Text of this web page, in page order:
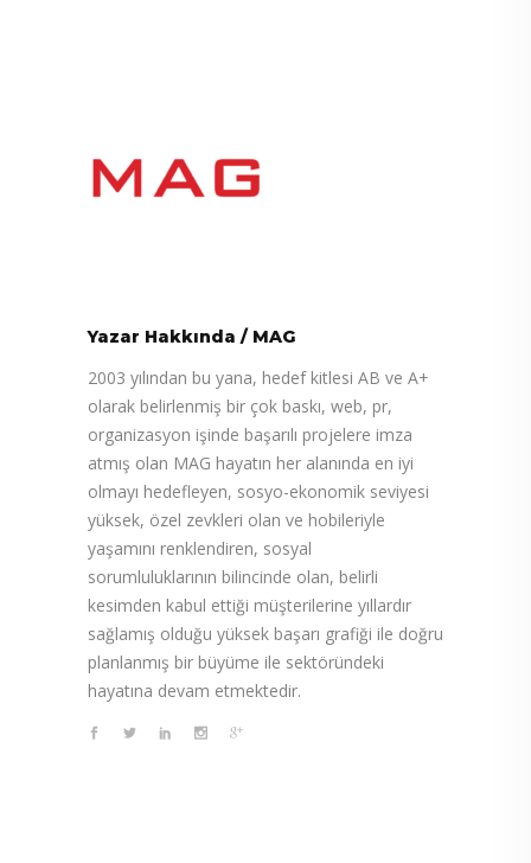
Yazar Hakkında / MAG
2003 yılından bu yana, hedef kitlesi AB ve A+
olarak belirlenmiş bir çok baskı, web, pr,
organizasyon işinde başarılı projelere imza
atmış olan MAG hayatın her alanında en iyi
olmayı hedefleyen, sosyo-ekonomik seviyesi
yüksek, özel zevkleri olan ve hobileriyle
yaşamını renklendiren, sosyal
sorumluluklarının bilincinde olan, belirli
kesimden kabul ettiği müşterilerine yıllardır
sağlamış olduğu yüksek başarı grafiği ile doğru
planlanmış bir büyüme ile sektöründeki
hayatına devam etmektedir.